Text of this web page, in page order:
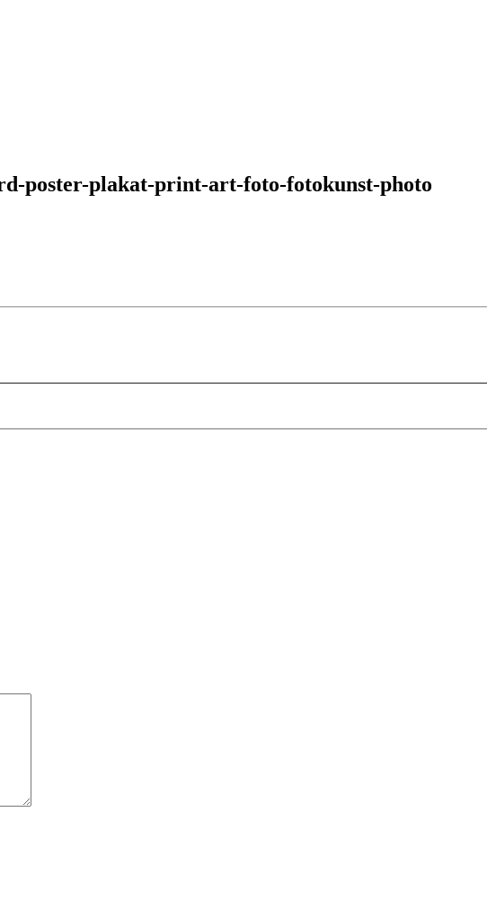
poster-plakat-print-art-foto-fotokunst-photo